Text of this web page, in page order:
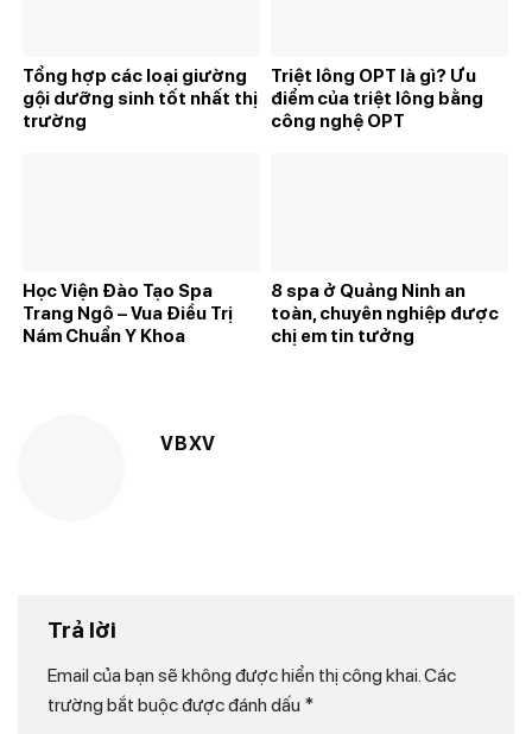
Tổng hợp các loại giường
gội dưỡng sinh tốt nhất thị
trường
Triệt lông OPT là gì? Ưu
điểm của triệt lông bằng
công nghệ OPT
Học Viện Đào Tạo Spa
Trang Ngô – Vua Điều Trị
Nám Chuẩn Y Khoa
8 spa ở Quảng Ninh an
toàn, chuyên nghiệp được
chị em tin tưởng
VBXV
Trả lời
Email của bạn sẽ không được hiển thị công khai.Các
trường bắt buộc được đánh dấu *